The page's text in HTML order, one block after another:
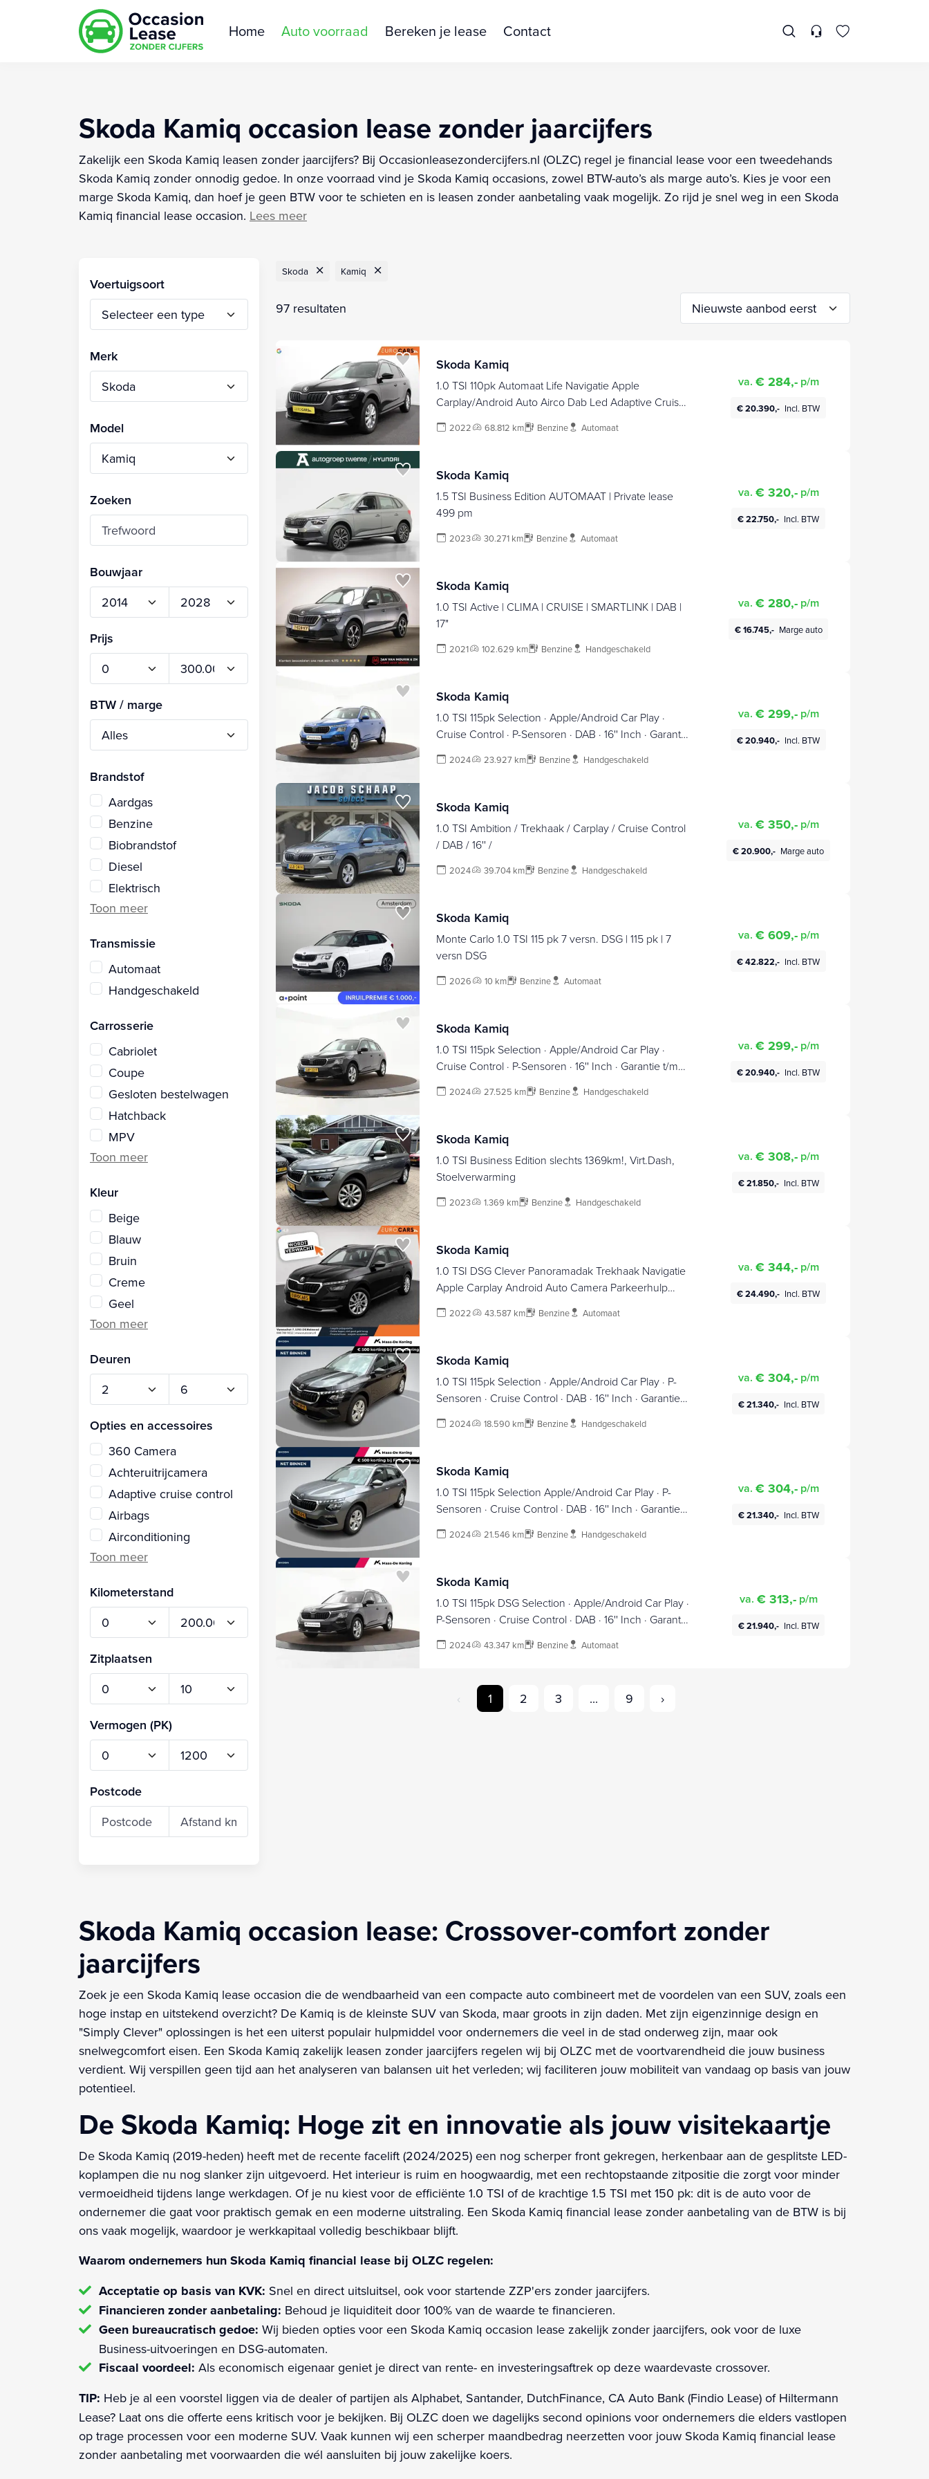
Home Auto voorraad Bereken je lease Contact
Skoda Kamiq occasion lease zonder jaarcijfers
Zakelijk een Skoda Kamiq leasen zonder jaarcijfers? Bij Occasionleasezondercijfers.nl (OLZC) regel je financial lease voor een tweedehands
Skoda Kamiq zonder onnodig gedoe. In onze voorraad vind je Skoda Kamiq occasions, zowel BTW-auto’s als marge auto’s. Kies je voor een
marge Skoda Kamiq, dan hoef je geen BTW voor te schieten en is leasen zonder aanbetaling vaak mogelijk. Zo rijd je snel weg in een Skoda
Kamiq financial lease occasion. Lees meer
Voertuigsoort
Merk
Model
Zoeken
Bouwjaar
Prijs
BTW / marge
Brandstof
Aardgas
Benzine
Biobrandstof
Diesel
Elektrisch
Transmissie
Automaat
Handgeschakeld
Carrosserie
Cabriolet
Coupe
Gesloten bestelwagen
Hatchback
MPV
Kleur
Beige
Blauw
Bruin
Creme
Geel
Deuren
Opties en accessoires
360 Camera
Achteruitrijcamera
Adaptive cruise control
Airbags
Airconditioning
Kilometerstand
Zitplaatsen
Vermogen (PK)
Postcode
Skoda Kamiq
97 resultaten
Skoda Kamiq
1.0 TSI 110pk Automaat Life Navigatie Apple
Carplay/Android Auto Airco Dab Led Adaptive Cruise
2022 68.812 km Benzine Automaat
va. € 284,- p/m
€ 20.390,- Incl. BTW
Skoda Kamiq
1.5 TSI Business Edition AUTOMAAT | Private lease
499 pm
2023 30.271 km Benzine Automaat
va. € 320,- p/m
€ 22.750,- Incl. BTW
Skoda Kamiq
1.0 TSI Active | CLIMA | CRUISE | SMARTLINK | DAB |
17"
2021 102.629 km Benzine Handgeschakeld
va. € 280,- p/m
€ 16.745,- Marge auto
Skoda Kamiq
1.0 TSI 115pk Selection · Apple/Android Car Play ·
Cruise Control · P-Sensoren · DAB · 16'' Inch · Garantie
2024 23.927 km Benzine Handgeschakeld
va. € 299,- p/m
€ 20.940,- Incl. BTW
Skoda Kamiq
1.0 TSI Ambition / Trekhaak / Carplay / Cruise Control
/ DAB / 16'' /
2024 39.704 km Benzine Handgeschakeld
va. € 350,- p/m
€ 20.900,- Marge auto
Skoda Kamiq
Monte Carlo 1.0 TSI 115 pk 7 versn. DSG | 115 pk | 7
versn DSG
2026 10 km Benzine Automaat
va. € 609,- p/m
€ 42.822,- Incl. BTW
Skoda Kamiq
1.0 TSI 115pk Selection · Apple/Android Car Play ·
Cruise Control · P-Sensoren · 16'' Inch · Garantie t/m
2024 27.525 km Benzine Handgeschakeld
va. € 299,- p/m
€ 20.940,- Incl. BTW
Skoda Kamiq
1.0 TSI Business Edition slechts 1369km!, Virt.Dash,
Stoelverwarming
2023 1.369 km Benzine Handgeschakeld
va. € 308,- p/m
€ 21.850,- Incl. BTW
Skoda Kamiq
1.0 TSI DSG Clever Panoramadak Trekhaak Navigatie
Apple Carplay Android Auto Camera Parkeerhulp
Lichtmetalen velgen
2022 43.587 km Benzine Automaat
va. € 344,- p/m
€ 24.490,- Incl. BTW
Skoda Kamiq
1.0 TSI 115pk Selection · Apple/Android Car Play · P-
Sensoren · Cruise Control · DAB · 16'' Inch · Garantie
2024 18.590 km Benzine Handgeschakeld
va. € 304,- p/m
€ 21.340,- Incl. BTW
Skoda Kamiq
1.0 TSI 115pk Selection Apple/Android Car Play · P-
Sensoren · Cruise Control · DAB · 16'' Inch · Garantie
2024 21.546 km Benzine Handgeschakeld
va. € 304,- p/m
€ 21.340,- Incl. BTW
Skoda Kamiq
1.0 TSI 115pk DSG Selection · Apple/Android Car Play ·
P-Sensoren · Cruise Control · DAB · 16'' Inch · Garantie
2024 43.347 km Benzine Automaat
va. € 313,- p/m
€ 21.940,- Incl. BTW
‹ 1 2 3 ... 9 ›
Skoda Kamiq occasion lease: Crossover-comfort zonder
jaarcijfers
Zoek je een Skoda Kamiq lease occasion die de wendbaarheid van een compacte auto combineert met de voordelen van een SUV, zoals een
hoge instap en uitstekend overzicht? De Kamiq is de kleinste SUV van Skoda, maar groots in zijn daden. Met zijn eigenzinnige design en
"Simply Clever" oplossingen is het een uiterst populair hulpmiddel voor ondernemers die veel in de stad onderweg zijn, maar ook
snelwegcomfort eisen. Een Skoda Kamiq zakelijk leasen zonder jaarcijfers regelen wij bij OLZC met de voortvarendheid die jouw business
verdient. Wij verspillen geen tijd aan het analyseren van balansen uit het verleden; wij faciliteren jouw mobiliteit van vandaag op basis van jouw
potentieel.
De Skoda Kamiq: Hoge zit en innovatie als jouw visitekaartje
De Skoda Kamiq (2019-heden) heeft met de recente facelift (2024/2025) een nog scherper front gekregen, herkenbaar aan de gesplitste LED-
koplampen die nu nog slanker zijn uitgevoerd. Het interieur is ruim en hoogwaardig, met een rechtopstaande zitpositie die zorgt voor minder
vermoeidheid tijdens lange werkdagen. Of je nu kiest voor de efficiënte 1.0 TSI of de krachtige 1.5 TSI met 150 pk: dit is de auto voor de
ondernemer die gaat voor praktisch gemak en een moderne uitstraling. Een Skoda Kamiq financial lease zonder aanbetaling van de BTW is bij
ons vaak mogelijk, waardoor je werkkapitaal volledig beschikbaar blijft.
Waarom ondernemers hun Skoda Kamiq financial lease bij OLZC regelen:
Acceptatie op basis van KVK: Snel en direct uitsluitsel, ook voor startende ZZP'ers zonder jaarcijfers.
Financieren zonder aanbetaling: Behoud je liquiditeit door 100% van de waarde te financieren.
Geen bureaucratisch gedoe: Wij bieden opties voor een Skoda Kamiq occasion lease zakelijk zonder jaarcijfers, ook voor de luxe
Business-uitvoeringen en DSG-automaten.
Fiscaal voordeel: Als economisch eigenaar geniet je direct van rente- en investeringsaftrek op deze waardevaste crossover.
TIP: Heb je al een voorstel liggen via de dealer of partijen als Alphabet, Santander, DutchFinance, CA Auto Bank (Findio Lease) of Hiltermann
Lease? Laat ons die offerte eens kritisch voor je bekijken. Bij OLZC doen we dagelijks second opinions voor ondernemers die elders vastlopen
op trage processen voor een moderne SUV. Vaak kunnen wij een scherper maandbedrag neerzetten voor jouw Skoda Kamiq financial lease
zonder aanbetaling met voorwaarden die wél aansluiten bij jouw zakelijke koers.